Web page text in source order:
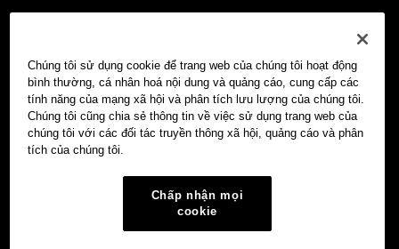
Chúng tôi sử dụng cookie để trang web của chúng tôi hoạt động
bình thường, cá nhân hoá nội dung và quảng cáo, cung cấp các
tính năng của mạng xã hội và phân tích lưu lượng của chúng tôi.
Chúng tôi cũng chia sẻ thông tin về việc sử dụng trang web của
chúng tôi với các đối tác truyền thông xã hội, quảng cáo và phân
tích của chúng tôi.
Chấp nhận mọi
cookie